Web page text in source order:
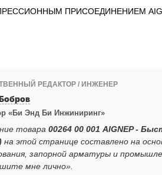
ПРИСОЕДИНЕНИЕМ
РЕДАКТОР / ИНЖЕНЕР
«Би Энд Би Инжиниринг»
товара 00264 00 001 AIGNEP -
на этой странице составлено на
запорной арматуры и
мне лично».